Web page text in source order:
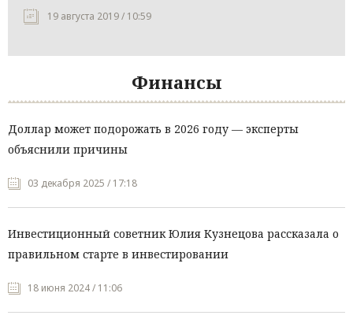
19 августа 2019 / 10:59
Финансы
Доллар может подорожать в 2026 году — эксперты
объяснили причины
03 декабря 2025 / 17:18
Инвестиционный советник Юлия Кузнецова рассказала о
правильном старте в инвестировании
18 июня 2024 / 11:06